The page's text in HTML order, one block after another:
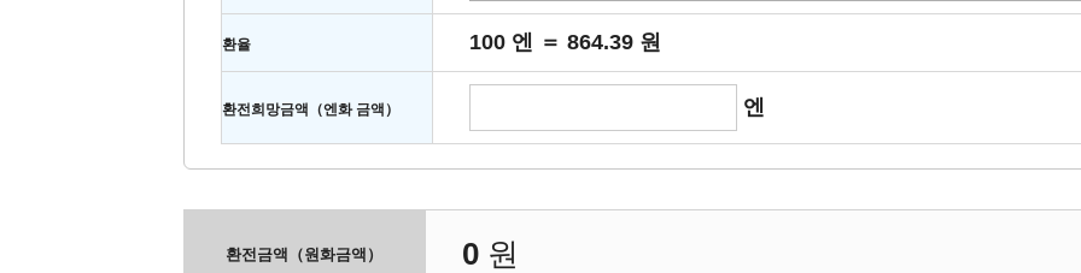
환율 100 엔 ＝ 864.39 원
환전희망금액（엔화 금액） 엔
환전금액（원화금액） 0 원